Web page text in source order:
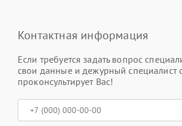
Контактная информация
Если требуется задать вопрос
свои данные и дежурный специалист
проконсультирует Вас!